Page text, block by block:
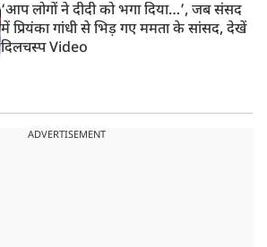
‘आप लोगों ने दीदी को भगा दिया…’, जब संसद
में प्रियंका गांधी से भिड़ गए ममता के सांसद, देखें
दिलचस्प Video
ADVERTISEMENT